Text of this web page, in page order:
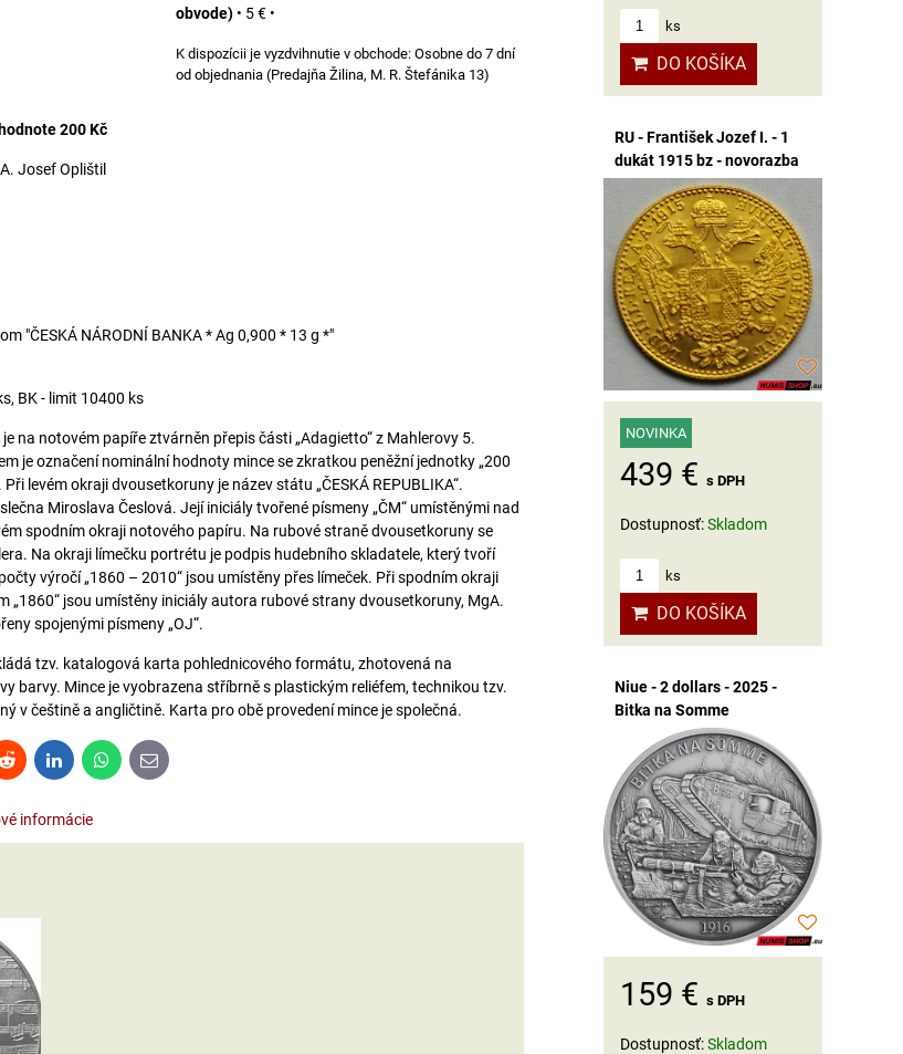
obvode) • 5 € •
Osobne do 7 dní
od objednania (Predajňa Žilina, M. R. Štefánika 13)
200 Kč
Josef Oplištil
"ČESKÁ NÁRODNÍ BANKA * Ag 0,900 * 13 g *"
BK - limit 10400 ks
na notovém papíře ztvárněn přepis části „Adagietto“ z Mahlerovy 5.
je označení nominální hodnoty mince se zkratkou peněžní jednotky „200
levém okraji dvousetkoruny je název státu „ČESKÁ REPUBLIKA“.
Miroslava Česlová. Její iniciály tvořené písmeny „ČM“ umístěnými nad
spodním okraji notového papíru. Na rubové straně dvousetkoruny se
Na okraji límečku portrétu je podpis hudebního skladatele, který tvoří
výročí „1860 – 2010“ jsou umístěny přes límeček. Při spodním okraji
„1860“ jsou umístěny iniciály autora rubové strany dvousetkoruny, MgA.
spojenými písmeny „OJ“.
tzv. katalogová karta pohlednicového formátu, zhotovená na
barvy. Mince je vyobrazena stříbrně s plastickým reliéfem, technikou tzv.
v češtině a angličtině. Karta pro obě provedení mince je společná.
Reddit LinkedInWhatsApp
E-
mail
informácie
ks
DO KOŠÍKA
RU - František Jozef I. - 1
dukát 1915 bz - novorazba
NOVINKA
439 € s DPH
Dostupnosť:Skladom
ks
DO KOŠÍKA
Niue - 2 dollars - 2025 -
Bitka na Somme
159 € s DPH
Dostupnosť:Skladom